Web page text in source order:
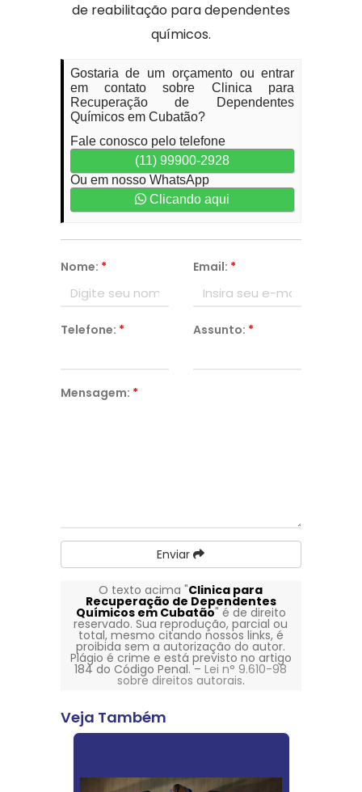
de reabilitação para dependentes
químicos.
Gostaria de um orçamento ou entrar
em contato sobre Clinica para
Recuperação de Dependentes
Químicos em Cubatão?
Fale conosco pelo telefone
(11) 99900-2928
Ou em nosso WhatsApp
Clicando aqui
Nome: * Email: *
Telefone: * Assunto: *
Mensagem: *
Enviar
O texto acima "Clinica para
Recuperação de Dependentes
Químicos em Cubatão" é de direito
reservado. Sua reprodução, parcial ou
total, mesmo citando nossos links, é
proibida sem a autorização do autor.
Plágio é crime e está previsto no artigo
184 do Código Penal. –Lei n° 9.610-98
sobre direitos autorais.
Veja Também